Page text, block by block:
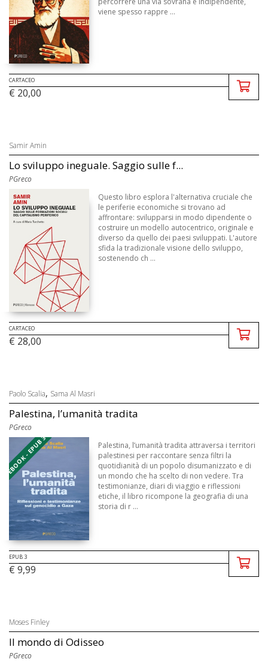
viene spesso rappre ...
CARTACEO
€ 20,00
Samir Amin
Lo sviluppo ineguale. Saggio sulle f...
PGreco
Questo libro esplora l'alternativa cruciale che
le periferie economiche si trovano ad
affrontare: svilupparsi in modo dipendente o
costruire un modello autocentrico, originale e
diverso da quello dei paesi sviluppati. L'autore
sfida la tradizionale visione dello sviluppo,
sostenendo ch ...
CARTACEO
€ 28,00
Paolo Scalia, Sama Al Masri
Palestina, l’umanità tradita
PGreco
EBOOK - EPUB 3
Palestina, l’umanità tradita attraversa i territori
palestinesi per raccontare senza filtri la
quotidianità di un popolo disumanizzato e di
un mondo che ha scelto di non vedere. Tra
testimonianze, diari di viaggio e riflessioni
etiche, il libro ricompone la geografia di una
storia di r ...
EPUB 3
€ 9,99
Moses Finley
Il mondo di Odisseo
PGreco